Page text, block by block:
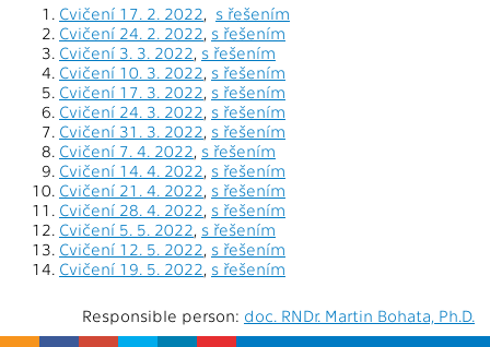
Cvičení 17. 2. 2022, s řešením
Cvičení 24. 2. 2022, s řešením
Cvičení 3. 3. 2022, s řešením
Cvičení 10. 3. 2022, s řešením
Cvičení 17. 3. 2022, s řešením
Cvičení 24. 3. 2022, s řešením
Cvičení 31. 3. 2022, s řešením
Cvičení 7. 4. 2022, s řešením
Cvičení 14. 4. 2022, s řešením
Cvičení 21. 4. 2022, s řešením
Cvičení 28. 4. 2022, s řešením
Cvičení 5. 5. 2022, s řešením
Cvičení 12. 5. 2022, s řešením
Cvičení 19. 5. 2022, s řešením
Responsible person: doc. RNDr. Martin Bohata, Ph.D.